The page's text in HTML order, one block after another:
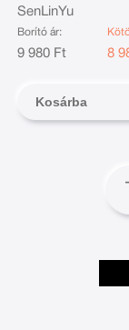
SenLinYu
Borító ár:
9 980 Ft 8
Kosárba